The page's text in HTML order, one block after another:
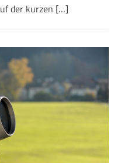
der kurzen […]